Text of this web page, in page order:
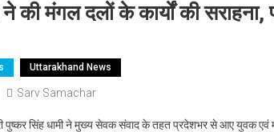
ने की मंगल दलों के कार्यों की
Uttarakhand News
Sarv Samachar
पुष्कर सिंह धामी ने मुख्य सेवक संवाद के तहत प्रदेशभर से आए युवक